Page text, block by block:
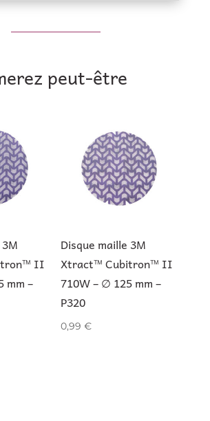
peut-être
II
mm –
Disque maille 3M
Xtract™ Cubitron™ II
710W – ∅ 125 mm –
P320
0,99€